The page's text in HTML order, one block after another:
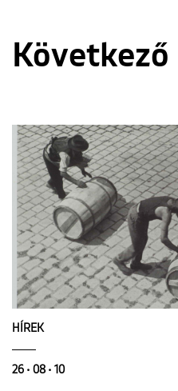
Következő
HÍREK
26 • 08 • 10